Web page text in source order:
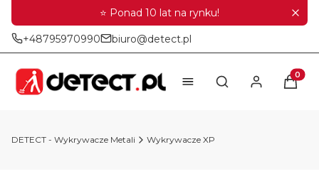
⭐ Ponad 10 lat na rynku!
+48795970990 biuro@detect.pl
Otwórz
DETECT - Wykrywacze Metali Wykrywacze XP